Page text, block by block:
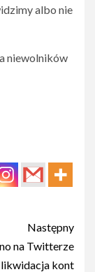
albo nie
niewolników
Następny
na Twitterze
likwidacja kont